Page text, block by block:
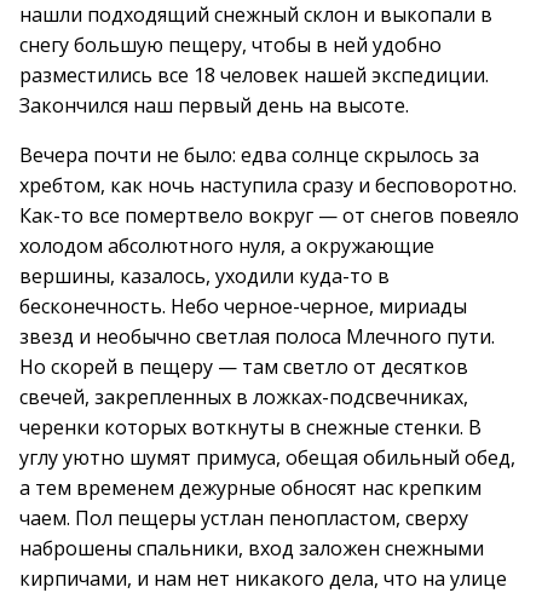
нашли подходящий снежный склон и выкопали в
снегу большую пещеру, чтобы в ней удобно
разместились все 18 человек нашей экспедиции.
Закончился наш первый день на высоте.
Вечера почти не было: едва солнце скрылось за
хребтом, как ночь наступила сразу и бесповоротно.
Как-то все помертвело вокруг — от снегов повеяло
холодом абсолютного нуля, а окружающие
вершины, казалось, уходили куда-то в
бесконечность. Небо черное-черное, мириады
звезд и необычно светлая полоса Млечного пути.
Но скорей в пещеру — там светло от десятков
свечей, закрепленных в ложках-подсвечниках,
черенки которых воткнуты в снежные стенки. В
углу уютно шумят примуса, обещая обильный обед,
а тем временем дежурные обносят нас крепким
чаем. Пол пещеры устлан пенопластом, сверху
наброшены спальники, вход заложен снежными
кирпичами, и нам нет никакого дела, что на улице